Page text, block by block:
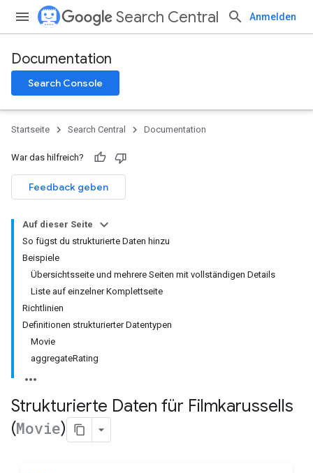
Search Central Anmelden
Documentation
Search Console
Startseite Search Central Documentation
War das hilfreich?
Feedback geben
Auf dieser Seite
So fügst du strukturierte Daten hinzu
Beispiele
Übersichtsseite und mehrere Seiten mit vollständigen Details
Liste auf einzelner Komplettseite
Richtlinien
Definitionen strukturierter Datentypen
Movie
aggregateRating
Strukturierte Daten für Filmkarussells
(Movie)